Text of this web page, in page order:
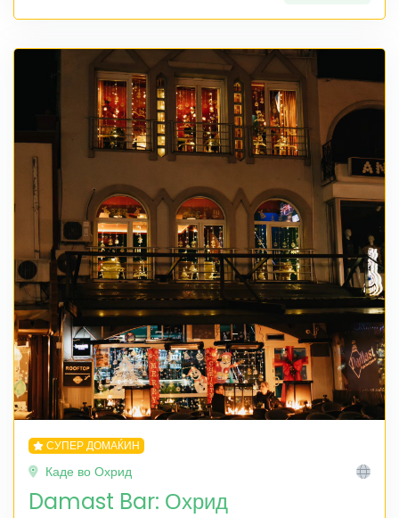
СУПЕР ДОМАЌИН
Каде во Охрид
Damast Bar: Охрид